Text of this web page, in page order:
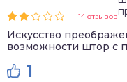
14 отзывов
Искусство
возможности штор с
1